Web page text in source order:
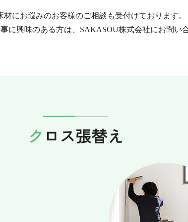
材にお悩みのお客様のご相談も受付けております。
に興味のある方は、SAKASOU株式会社にお問い
クロス張替え